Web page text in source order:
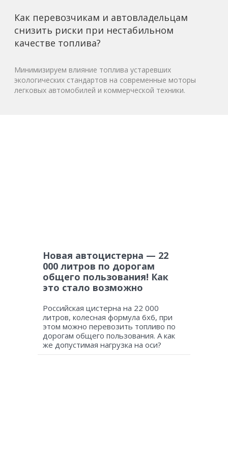
Как перевозчикам и автовладельцам
снизить риски при нестабильном
качестве топлива?
Минимизируем влияние топлива устаревших
экологических стандартов на современные моторы
легковых автомобилей и коммерческой техники.
Новая автоцистерна — 22
000 литров по дорогам
общего пользования! Как
это стало возможно
Российская цистерна на 22 000
литров, колесная формула 6х6, при
этом можно перевозить топливо по
дорогам общего пользования. А как
же допустимая нагрузка на оси?